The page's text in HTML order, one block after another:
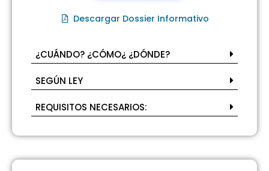
Descargar Dossier Informativo
¿CUÁNDO? ¿CÓMO¿ ¿DÓNDE?
SEGÚN LEY
REQUISITOS NECESARIOS: